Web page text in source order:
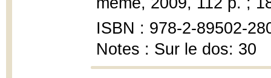
ISBN : 978-2-89502-
Notes : Sur le dos: 30